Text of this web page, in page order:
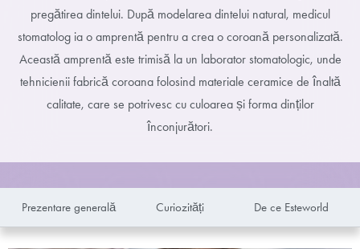
pregătirea dintelui. După modelarea dintelui natural, medicul
stomatolog ia o amprentă pentru a crea o coroană personalizată.
Această amprentă este trimisă la un laborator stomatologic, unde
tehnicienii fabrică coroana folosind materiale ceramice de înaltă
calitate, care se potrivesc cu culoarea și forma dinților
înconjurători.
Prezentare generală Curiozități De ce Esteworld